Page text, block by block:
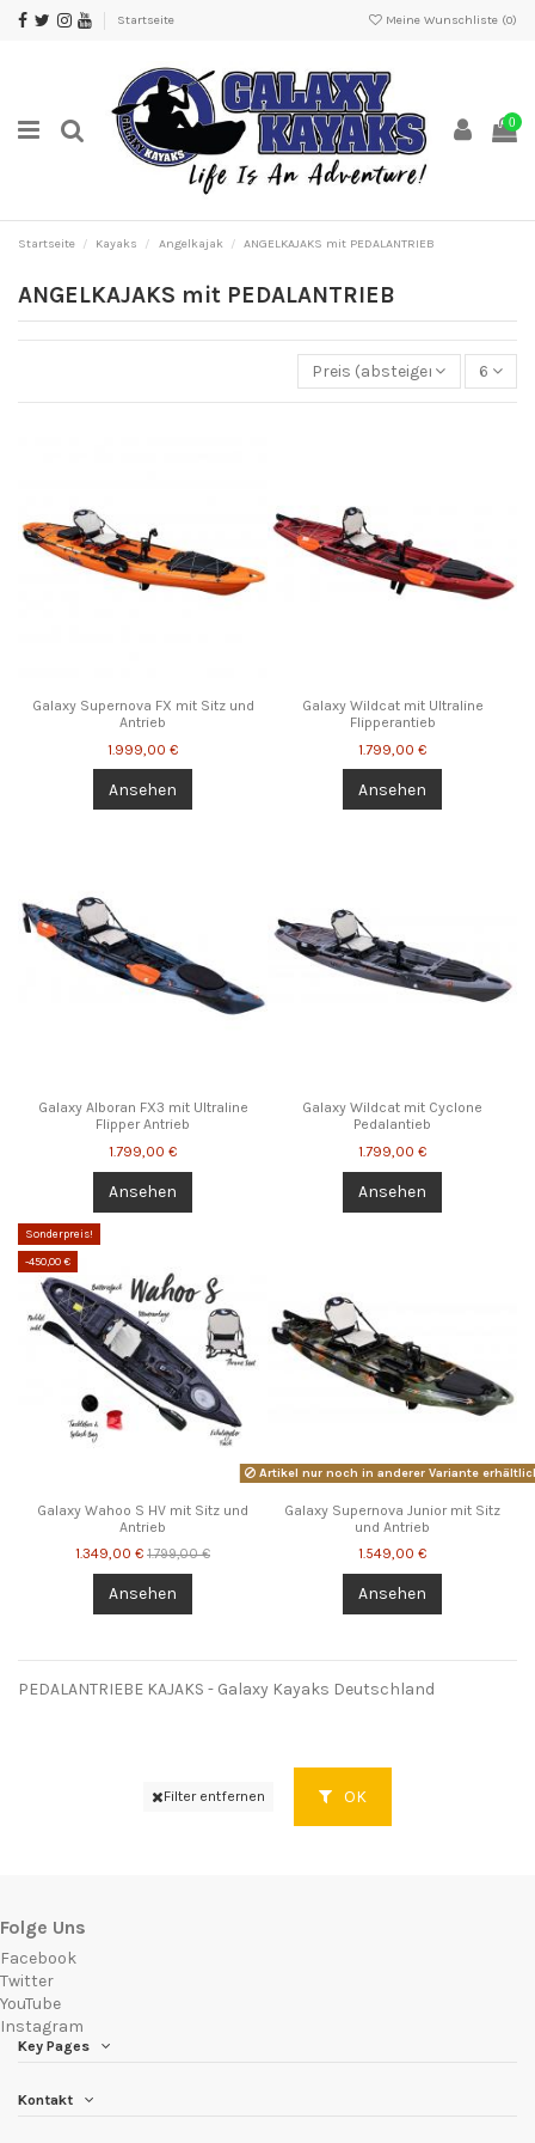
Startseite Meine Wunschliste (0)
0
Startseite Kayaks Angelkajak ANGELKAJAKS mit PEDALANTRIEB
ANGELKAJAKS mit PEDALANTRIEB
Preis (absteigend) 6
Galaxy Supernova FX mit Sitz und
Antrieb
1.999,00 €
Ansehen
Galaxy Wildcat mit Ultraline
Flipperantieb
1.799,00 €
Ansehen
Galaxy Alboran FX3 mit Ultraline
Flipper Antrieb
1.799,00 €
Ansehen
Galaxy Wildcat mit Cyclone
Pedalantieb
1.799,00 €
Ansehen
Sonderpreis!
-450,00 €
Galaxy Wahoo S HV mit Sitz und
Antrieb
1.349,00 € 1.799,00 €
Ansehen
Artikel nur noch in anderer Variante
Galaxy Supernova Junior mit Sitz
und Antrieb
1.549,00 €
Ansehen
PEDALANTRIEBE KAJAKS - Galaxy Kayaks Deutschland
Filter entfernen OK
Folge Uns
Facebook
Twitter
YouTube
Instagram
Key Pages
Kontakt